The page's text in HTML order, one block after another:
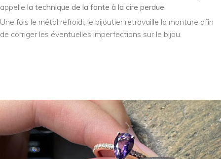
appelle la technique de la fonte à la cire perdue
Une fois le métal refroidi, le bijoutier retravaille la monture afin
de corriger les éventuelles imperfections sur le bijou.